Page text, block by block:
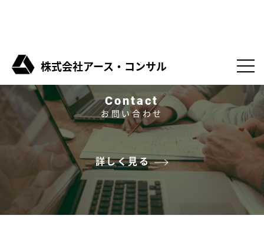
株式会社アース・コンサル
Contact
お問い合わせ
詳しく見る